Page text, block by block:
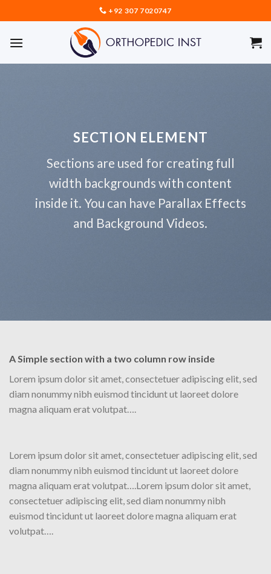
to
content
+92 307 7020747
SECTION ELEMENT
Sections are used for creating full
width backgrounds with content
inside it. You can have Parallax Effects
and Background Videos.
A Simple section with a two column row inside
Lorem ipsum dolor sit amet, consectetuer adipiscing elit, sed
diam nonummy nibh euismod tincidunt ut laoreet dolore
magna aliquam erat volutpat….
Lorem ipsum dolor sit amet, consectetuer adipiscing elit, sed
diam nonummy nibh euismod tincidunt ut laoreet dolore
magna aliquam erat volutpat….Lorem ipsum dolor sit amet,
consectetuer adipiscing elit, sed diam nonummy nibh
euismod tincidunt ut laoreet dolore magna aliquam erat
volutpat….